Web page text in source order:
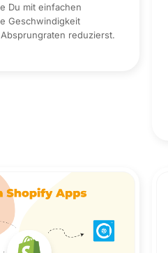
Du mit einfachen
Geschwindigkeit
reduzierst.